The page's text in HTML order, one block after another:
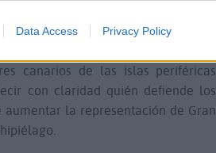
Data Access Privacy Policy
y de cualquier sistema que
y las cinco restantes. Hay que
se retraten y digan con claridad si
canarios de las islas periféricas
con claridad quién defiende los
la representación de Gran